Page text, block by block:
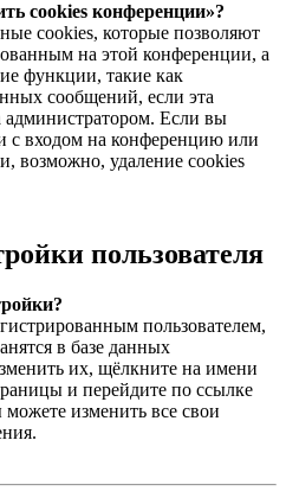
cookies конференции»?
cookies, которые позволяют
на этой конференции, а
функции, такие как
сообщений, если эта
администратором. Если вы
с входом на конференцию или
возможно, удаление cookies
пользователя
пользователем,
в базе данных
их, щёлкните на имени
и перейдите по ссылке
изменить все свои